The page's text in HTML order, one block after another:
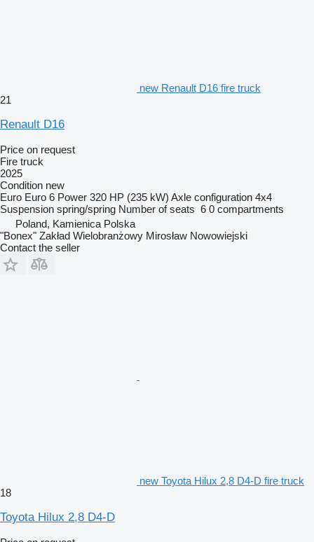
new Renault D16 fire truck
21
Renault D16
Price on request
Fire truck
2025
Condition new
Euro Euro 6 Power 320 HP (235 kW) Axle configuration 4x4
Suspension spring/spring Number of seats 6 0 compartments
Poland, Kamienica Polska
"Bonex" Zakład Wielobranżowy Mirosław Nowowiejski
Contact the seller
new Toyota Hilux 2,8 D4-D fire truck
18
Toyota Hilux 2,8 D4-D